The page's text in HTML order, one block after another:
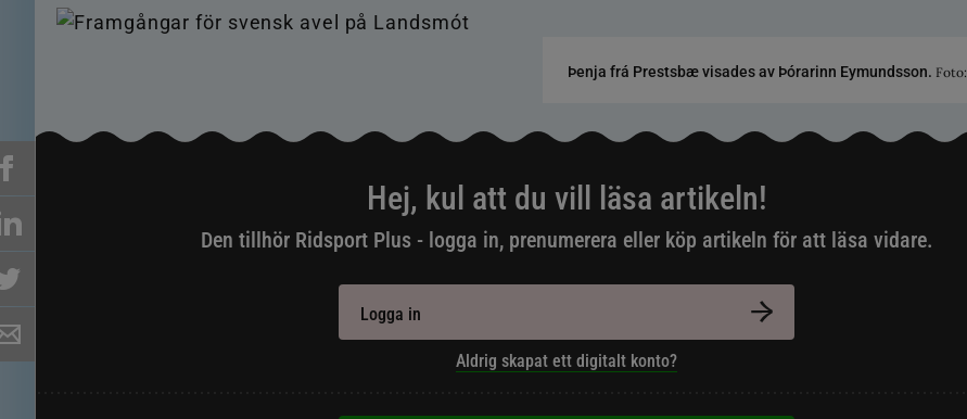
Þenja frá Prestsbæ visades av Þórarinn Eymundsson. Foto:
Hej, kul att du vill läsa artikeln!
Den tillhör Ridsport Plus - logga in, prenumerera eller köp artikeln för att läsa vidare.
Logga in
Aldrig skapat ett digitalt konto?